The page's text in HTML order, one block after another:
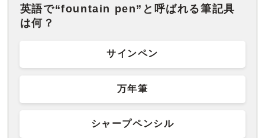
英語で“fountain pen”と呼ばれる筆記具
は何？
サインペン
万年筆
シャープペンシル